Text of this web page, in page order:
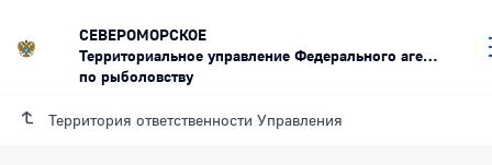
СЕВЕРОМОРСКОЕ
Территориальное управление Федерального агентства
по рыболовству
Территория ответственности Управления